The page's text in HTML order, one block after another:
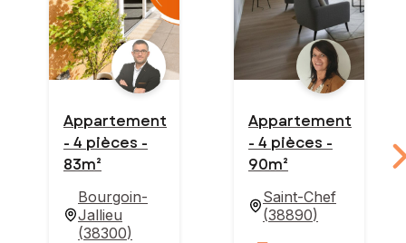
Appartement
- 4 pièces -
83m²
Bourgoin-
Jallieu
(38300)
Appartement
- 4 pièces -
90m²
Saint-Chef
(38890)